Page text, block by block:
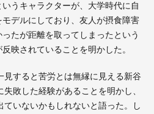
うキャラクターが、大学時代に自
デルにしており、友人が摂食障害
たが距離を取ってしまったという
映されていることを明かした。
見すると苦労とは無縁に見える新谷
敗した経験があることを明かし、
いないかもしれないと語った。し